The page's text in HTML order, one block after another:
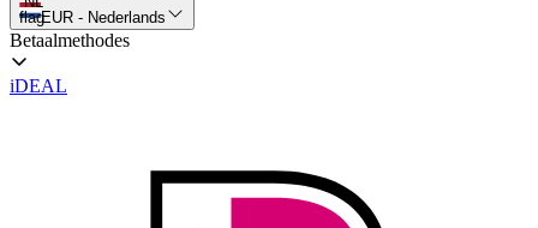
flagEUR- Nederlands
Betaalmethodes
iDEAL